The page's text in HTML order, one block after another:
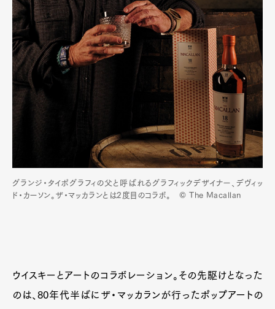
Contact
Pen Meet
Pen international Pen tw
グランジ・タイポグラフィの父と呼ばれるグラフィックデザイナー、デヴィッ
ド・カーソン。ザ・マッカランとは2度目のコラボ。 © The Macallan
ウイスキーとアートのコラボレーション。その先駆けとなった
のは、80年代半ばにザ・マッカランが行ったポップアートの